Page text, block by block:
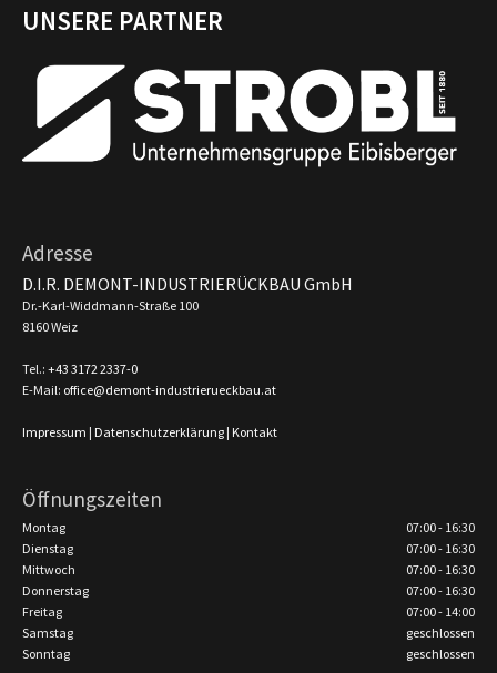
UNSERE PARTNER
Adresse
D.I.R. DEMONT-INDUSTRIERÜCKBAU GmbH
Dr.-Karl-Widdmann-Straße 100
8160 Weiz
Tel.: +43 3172 2337-0
E-Mail: office@demont-industrierueckbau.at
Impressum | Datenschutzerklärung | Kontakt
Öffnungszeiten
Montag
07:00 - 16:30
Dienstag
07:00 - 16:30
Mittwoch
07:00 - 16:30
Donnerstag
07:00 - 16:30
Freitag
07:00 - 14:00
Samstag
geschlossen
Sonntag
geschlossen